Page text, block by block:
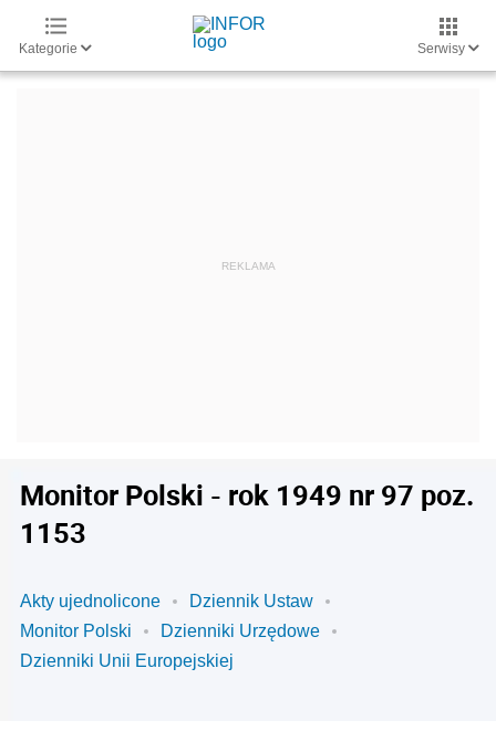
Kategorie Serwisy
Monitor Polski - rok 1949 nr 97 poz.
1153
Akty ujednolicone
Dziennik Ustaw
Monitor Polski
Dzienniki Urzędowe
Dzienniki Unii Europejskiej